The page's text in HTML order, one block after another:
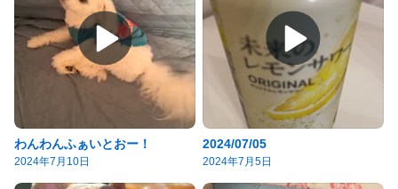
わんわんふぁいとおー！
2024年7月10日
2024/07/05
2024年7月5日